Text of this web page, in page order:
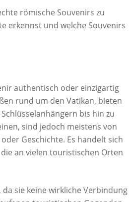
römische Souvenirs zu
erkennst und welche Souvenirs
authentisch oder einzigartig
rund um den Vatikan, bieten
bis hin zu
sind jedoch meistens von
Geschichte. Es handelt sich
an vielen touristischen Orten
sie keine wirkliche Verbindung